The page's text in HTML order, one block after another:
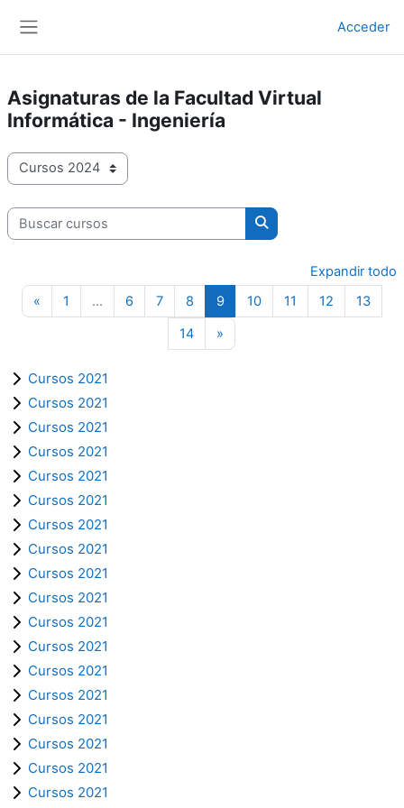
Acceder
Asignaturas de la Facultad Virtual
Informática - Ingeniería
Categorías
Buscar cursos
Buscar cursos
Expandir todo
« Página anterior
1 Página 1
… 6Página 6
7Página 7
8 Página 8
9Página 9
10Página 10
11 Página 11
12 Página 12
13
14Página 14
»
Cursos 2021
Cursos 2021
Cursos 2021
Cursos 2021
Cursos 2021
Cursos 2021
Cursos 2021
Cursos 2021
Cursos 2021
Cursos 2021
Cursos 2021
Cursos 2021
Cursos 2021
Cursos 2021
Cursos 2021
Cursos 2021
Cursos 2021
Cursos 2021